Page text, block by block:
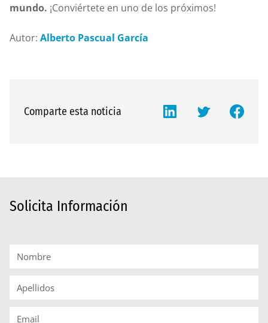
mundo. ¡Conviértete en uno de los próximos!
Autor: Alberto Pascual García
Comparte esta noticia
Solicita Información